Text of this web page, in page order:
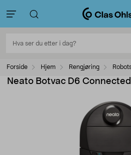
Forside Hjem Rengjøring
Neato Botvac D6